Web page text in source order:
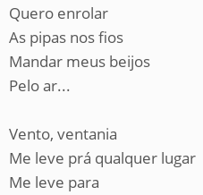
Quero enrolar
As pipas nos fios
Mandar meus beijos
Pelo ar...
Vento, ventania
Me leve prá qualquer lugar
Me leve para